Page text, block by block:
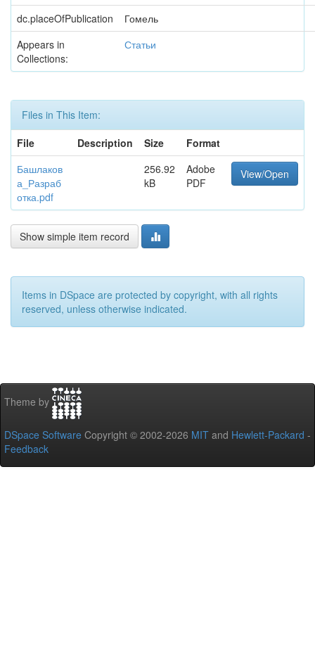
dc.placeOfPublication
Гомель
Appears in
Collections:
Статьи
Files in This Item:
File
Description Size
Format
Башлаков
а_Разраб
отка.pdf
256.92
kB
Adobe
PDF
View/Open
Show simple item record
Items in DSpace are protected by copyright, with all rights
reserved, unless otherwise indicated.
Theme by
DSpace Software Copyright © 2002-2026 MIT and Hewlett-Packard -
Feedback